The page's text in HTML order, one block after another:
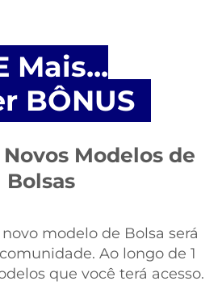
Mais...
BÔNUS
Novos Modelos de
Bolsas
modelo de Bolsa será
Ao longo de 1
que você terá acesso.